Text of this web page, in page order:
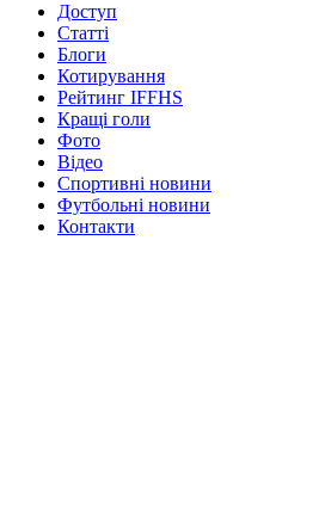
Доступ
Статті
Блоги
Котирування
Рейтинг IFFHS
Кращі голи
Фото
Відео
Спортивні новини
Футбольні новини
Контакти